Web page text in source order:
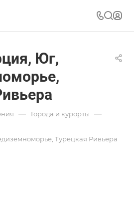
Юг,
— Города и курорты —
Турецкая Ривьера